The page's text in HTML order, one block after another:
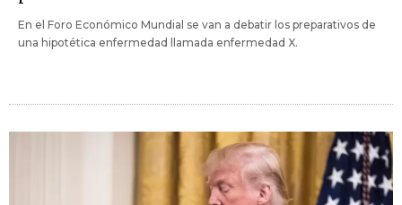
En el Foro Económico Mundial se van a debatir los preparativos de
una hipotética enfermedad llamada enfermedad X.